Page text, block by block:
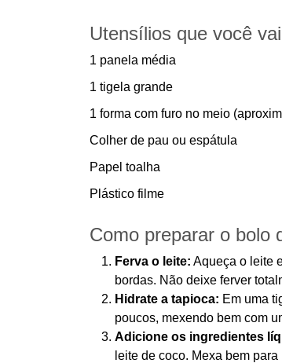
Utensílios que você
1 panela média
1 tigela grande
1 forma com furo no meio
Colher de pau ou espátula
Papel toalha
Plástico filme
Como preparar o bolo
Ferva o leite: Aqueça o leite
bordas. Não deixe ferver
Hidrate a tapioca: Em uma
poucos, mexendo bem com
Adicione os ingredientes
leite de coco. Mexa bem